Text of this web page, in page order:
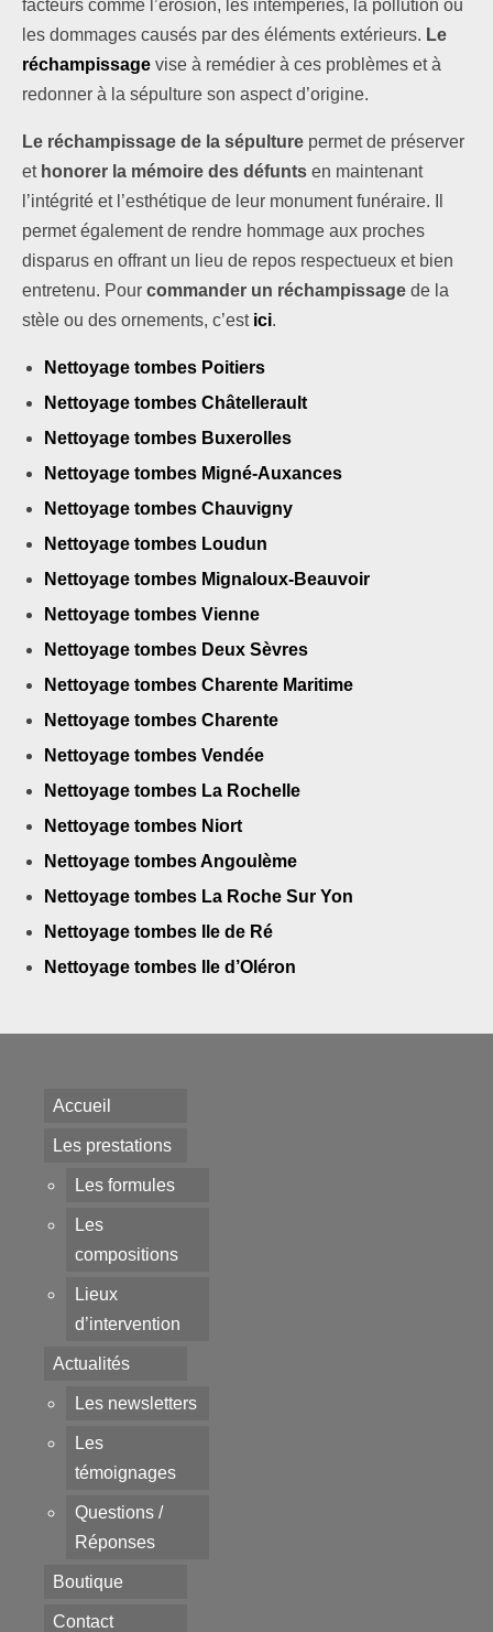
facteurs comme l’érosion, les intempéries, la pollution ou
les dommages causés par des éléments extérieurs. Le
réchampissage vise à remédier à ces problèmes et à
redonner à la sépulture son aspect d’origine.
Le réchampissage de la sépulture permet de préserver
ethonorer la mémoire des défunts en maintenant
l’intégrité et l’esthétique de leur monument funéraire. Il
permet également de rendre hommage aux proches
disparus en offrant un lieu de repos respectueux et bien
entretenu. Pour commander un réchampissage de la
stèle ou des ornements, c’est ici.
Nettoyage tombes Poitiers
Nettoyage tombes Châtellerault
Nettoyage tombes Buxerolles
Nettoyage tombes Migné-Auxances
Nettoyage tombes Chauvigny
Nettoyage tombes Loudun
Nettoyage tombes Mignaloux-Beauvoir
Nettoyage tombes Vienne
Nettoyage tombes Deux Sèvres
Nettoyage tombes Charente Maritime
Nettoyage tombes Charente
Nettoyage tombes Vendée
Nettoyage tombes La Rochelle
Nettoyage tombes Niort
Nettoyage tombes Angoulème
Nettoyage tombes La Roche Sur Yon
Nettoyage tombes Ile de Ré
Nettoyage tombes Ile d’Oléron
Accueil
Les prestations
Les formules
Les
compositions
Lieux
d’intervention
Actualités
Les newsletters
Les
témoignages
Questions /
Réponses
Boutique
Contact